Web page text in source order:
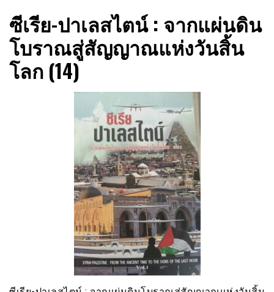
INEWHORIZON
ซีเรีย​-ปาเลสไตน์​ : จากแผ่นดิน
โบราณสู่สัญญาณ​แห่งวันสิ้น
โลก​ (14)